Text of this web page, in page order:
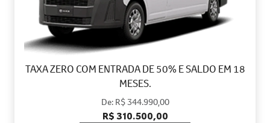
TAXA ZERO COM ENTRADA DE 50% E SALDO EM 18
MESES.
De: R$ 344.990,00
R$ 310.500,00